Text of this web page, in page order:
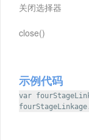
关闭选择器
close()
示例代码
var